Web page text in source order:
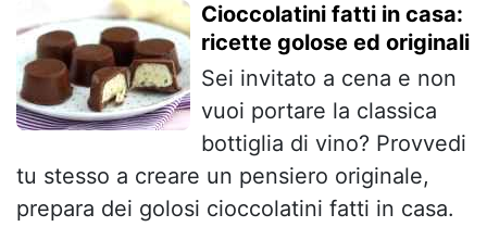
Cioccolatini fatti in casa:
ricette golose ed originali
Sei invitato a cena e non
vuoi portare la classica
bottiglia di vino? Provvedi
tu stesso a creare un pensiero originale,
prepara dei golosi cioccolatini fatti in casa.